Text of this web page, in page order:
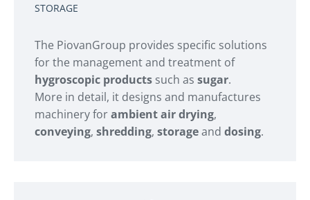
STORAGE
The PiovanGroup provides specific solutions
for the management and treatment of
hygroscopic products such as sugar.
More in detail, it designs and manufactures
machinery forambient air drying,
conveying, shredding, storageand dosing.